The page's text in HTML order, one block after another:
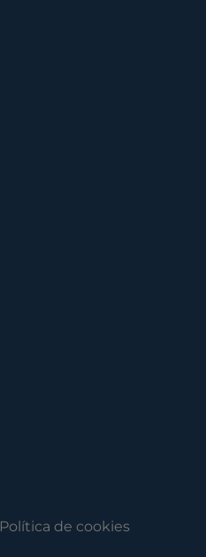
Política de cookies